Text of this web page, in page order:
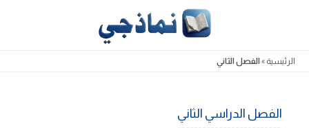
Skip
to
content
الرئيسية »الفصل الثاني
الفصل الدراسي الثاني